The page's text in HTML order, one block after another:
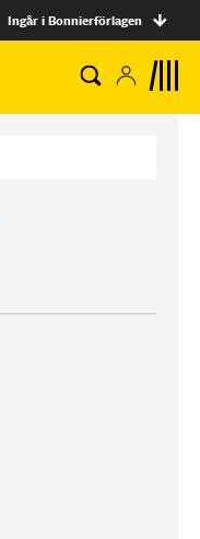
Ingår i Bonnierförlagen